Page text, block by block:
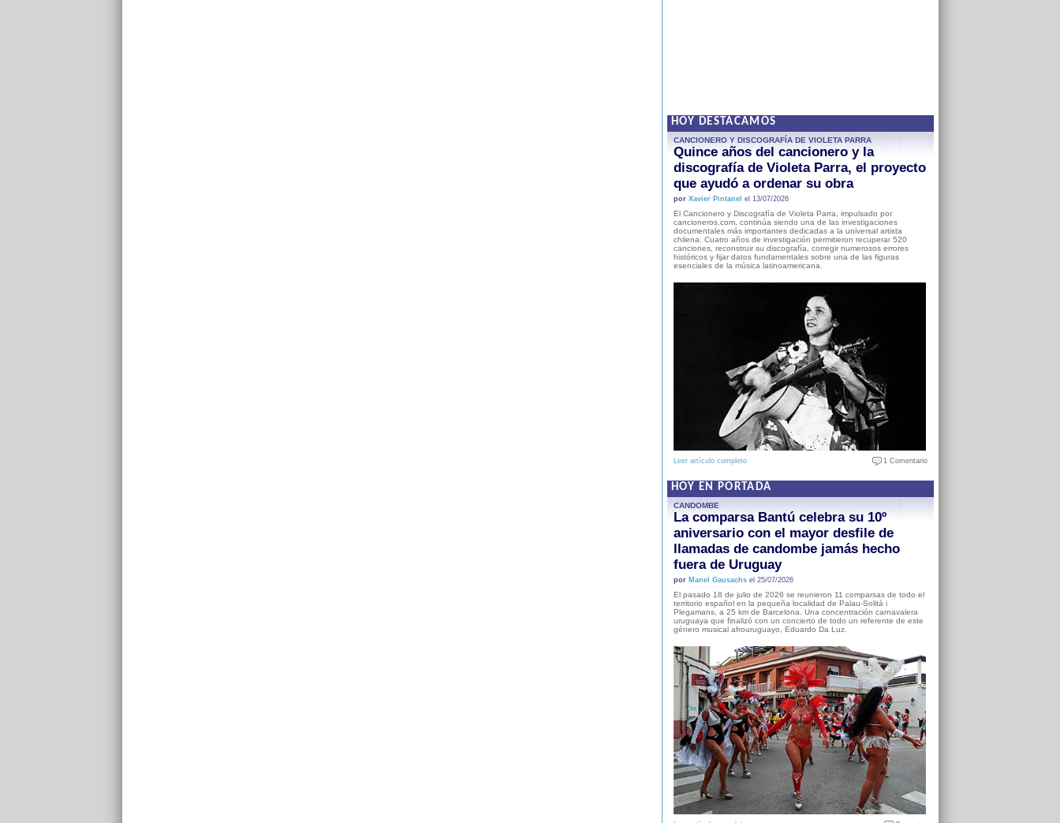
HOY DESTACAMOS
CANCIONERO Y DISCOGRAFÍA DE VIOLETA PARRA
Quince años del cancionero y la
discografía de Violeta Parra, el proyecto
que ayudó a ordenar su obra
por Xavier Pintanel el 13/07/2026
El Cancionero y Discografía de Violeta Parra, impulsado por
cancioneros.com, continúa siendo una de las investigaciones
documentales más importantes dedicadas a la universal artista
chilena. Cuatro años de investigación permitieron recuperar 520
canciones, reconstruir su discografía, corregir numerosos errores
históricos y fijar datos fundamentales sobre una de las figuras
esenciales de la música latinoamericana.
Leer artículo completo 1 Comentario
HOY EN PORTADA
CANDOMBE
La comparsa Bantú celebra su 10º
aniversario con el mayor desfile de
llamadas de candombe jamás hecho
fuera de Uruguay
por Manel Gausachsel 25/07/2026
El pasado 18 de julio de 2026 se reunieron 11 comparsas de todo el
territorio español en la pequeña localidad de Palau-Solità i
Plegamans, a 25 km de Barcelona. Una concentración carnavalera
uruguaya que finalizó con un concierto de todo un referente de este
género musical afrouruguayo, Eduardo Da Luz.